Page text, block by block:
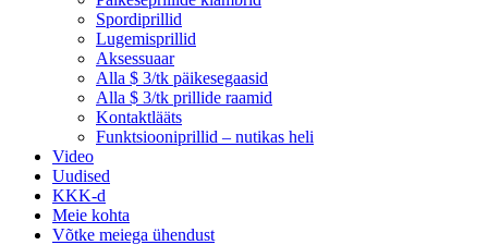
Spordiprillid
Lugemisprillid
Aksessuaar
Alla $ 3/tk päikesegaasid
Alla $ 3/tk prillide raamid
Kontaktlääts
Funktsiooniprillid – nutikas heli
Video
Uudised
KKK-d
Meie kohta
Võtke meiega ühendust